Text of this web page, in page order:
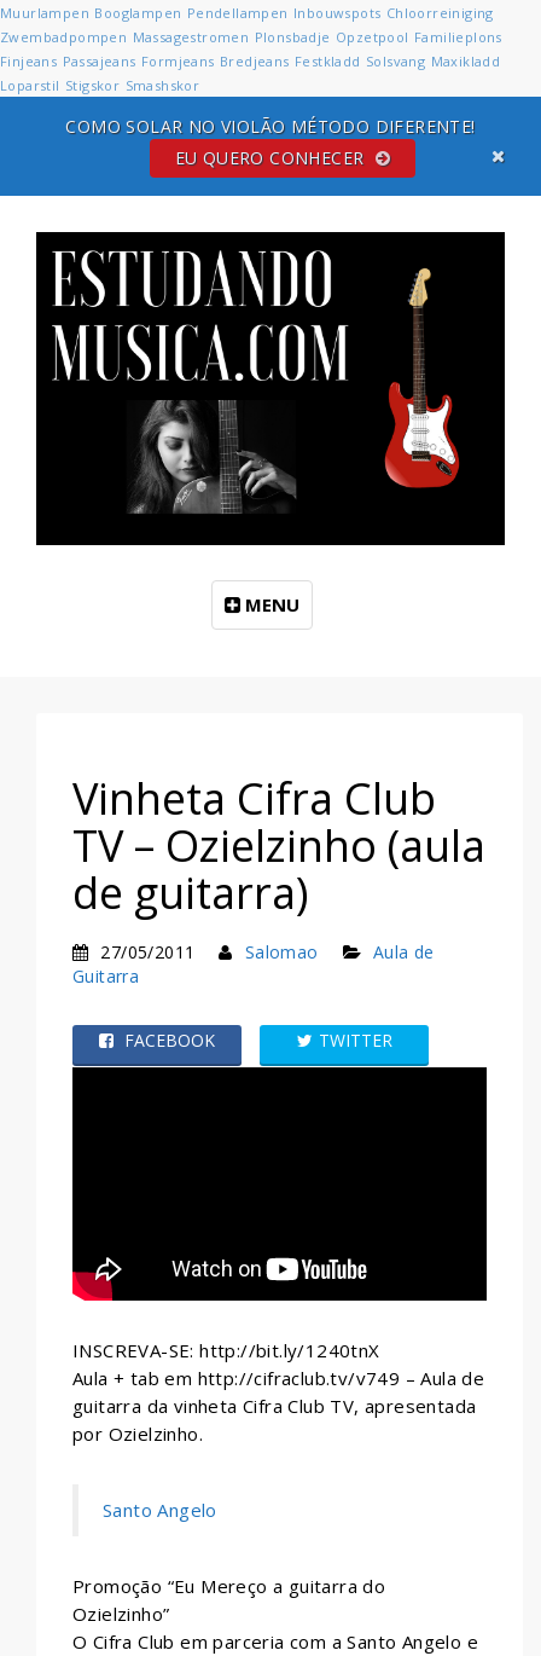
Muurlampen Booglampen Pendellampen Inbouwspots Chloorreiniging
Zwembadpompen Massagestromen Plonsbadje Opzetpool Familieplons
Finjeans Passajeans Formjeans Bredjeans Festkladd Solsvang Maxikladd
Loparstil Stigskor Smashskor
EU QUERO CONHECER
MENU
Vinheta Cifra Club
TV – Ozielzinho (aula
de guitarra)
27/05/2011 Salomao
Aula de
Guitarra
FACEBOOK TWITTER
INSCREVA-SE: http://bit.ly/1240tnX
Aula + tab em http://cifraclub.tv/v749 – Aula de
guitarra da vinheta Cifra Club TV, apresentada
por Ozielzinho.
Santo Angelo
Promoção “Eu Mereço a guitarra do
Ozielzinho”
O Cifra Club em parceria com a Santo Angelo e